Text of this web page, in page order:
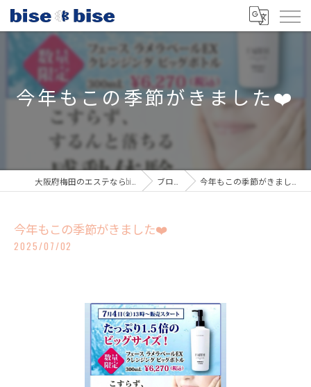
今年もこの季節がきました❤️
大阪府梅田のエステならbisebise ブログ 今年もこの季節がきました❤️
今年もこの季節がきました❤️
2025/07/02